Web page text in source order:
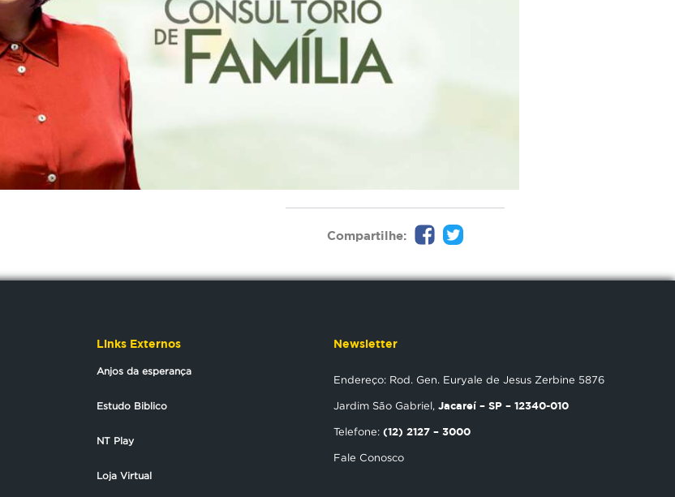
Compartilhe:
Links Externos
Anjos da esperança
Estudo Biblico
NT Play
Loja Virtual
Newsletter
Endereço: Rod. Gen. Euryale de Jesus Zerbine 5876
Jardim São Gabriel, Jacareí – SP – 12340-010
Telefone: (12) 2127 – 3000
Fale Conosco